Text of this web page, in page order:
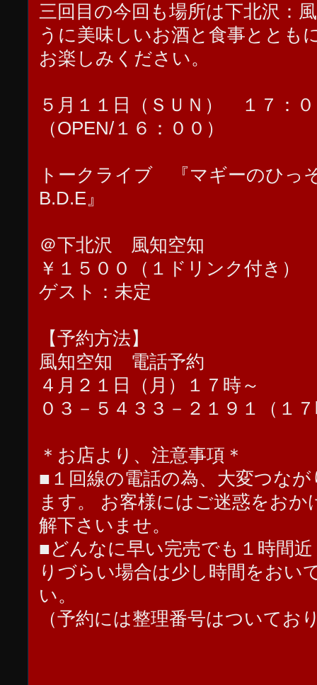
三回目の今回も場所は下北沢：
うに美味しいお酒と食事ととも
お楽しみください。
５月１１日（ＳＵＮ） １７：
（OPEN/１６：００）
トークライブ 『マギーのひっ
B.D.E』
＠下北沢 風知空知
￥１５００（１ドリンク付き）
ゲスト：未定
【予約方法】
風知空知 電話予約
４月２１日（月）１７時～
０３－５４３３－２１９１（１
＊お店より、注意事項＊
■１回線の電話の為、大変つな
ます。 お客様にはご迷惑をお
解下さいませ。
■どんなに早い完売でも１時間
りづらい場合は少し時間をおい
い。
（予約には整理番号はついてお